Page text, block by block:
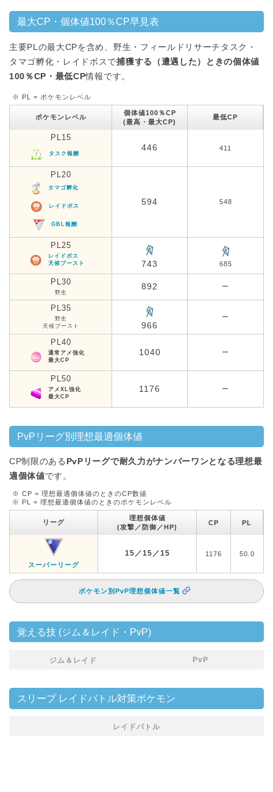
最大CP・個体値100％CP早見表
主要PLの最大CPを含め、野生・フィールドリサーチタスク・
タマゴ孵化・レイドボスで捕獲する（遭遇した）ときの個体値
100％CP・最低CP情報です。
※ PL = ポケモンレベル
ポケモンレベル
個体値100％CP
(最高・最大CP)
最低CP
PL15
タスク報酬
446 411
PL20
タマゴ孵化
レイドボス
GBL報酬
594 548
PL25
レイドボス
天候ブースト
743 685
PL30
野生
892 ー
PL35
野生
天候ブースト
966
ー
PL40
通常アメ強化
最大CP
1040 ー
PL50
アメXL強化
最大CP
1176 ー
PvPリーグ別理想最適個体値
CP制限のある PvPリーグで耐久力がナンバーワンとなる理想最
適個体値です。
※ CP = 理想最適個体値のときのCP数値
※ PL = 理想最適個体値のときのポケモンレベル
リーグ
理想個体値
(攻撃／防御／HP)
CP PL
スーパーリーグ
15／15／15 1176 50.0
ポケモン別PvP理想個体値一覧
覚える技 (ジム＆レイド・PvP)
ジム＆レイド PvP
スリープ レイドバトル対策ポケモン
レイドバトル